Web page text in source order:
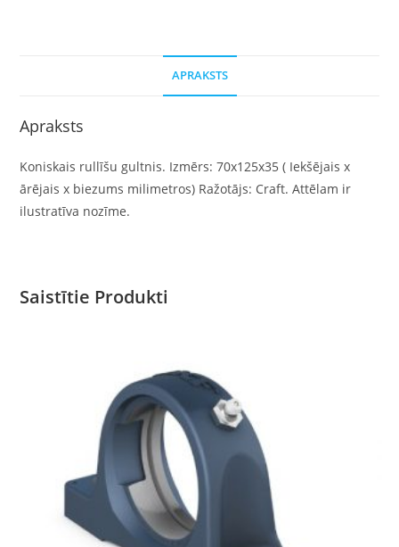
APRAKSTS
Apraksts
Koniskais rullīšu gultnis. Izmērs: 70x125x35 ( Iekšējais x
ārējais x biezums milimetros) Ražotājs: Craft. Attēlam ir
ilustratīva nozīme.
Saistītie Produkti